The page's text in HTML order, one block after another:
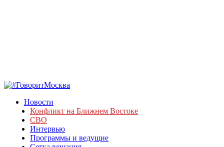
Новости
Конфликт на Ближнем Востоке
СВО
Интервью
Программы и ведущие